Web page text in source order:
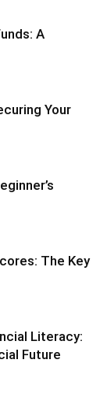
A
Your
The Key
Literacy:
Future